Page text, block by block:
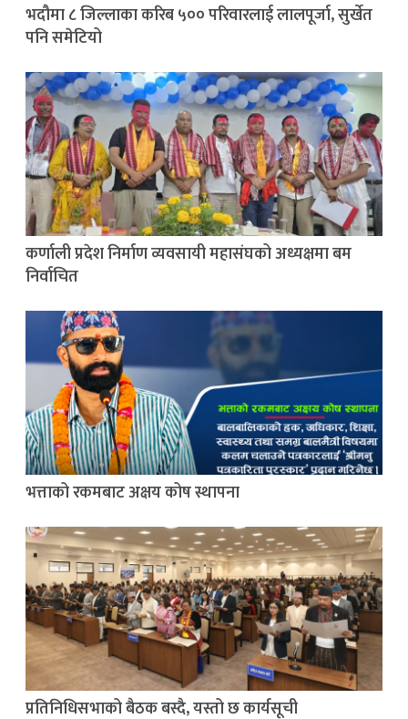
भदौमा ८ जिल्लाका करिब ५०० परिवारलाई लालपूर्जा, सुर्खेत
पनि समेटियो
कर्णाली प्रदेश निर्माण व्यवसायी महासंघको अध्यक्षमा बम
निर्वाचित
भत्ताको रकमबाट अक्षय कोष स्थापना
प्रतिनिधिसभाको बैठक बस्दै, यस्तो छ कार्यसूची